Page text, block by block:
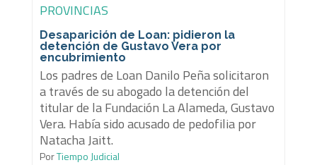
PROVINCIAS
Desaparición de Loan: pidieron la
detención de Gustavo Vera por
encubrimiento
Los padres de Loan Danilo Peña solicitaron
a través de su abogado la detención del
titular de la Fundación La Alameda, Gustavo
Vera. Había sido acusado de pedofilia por
Natacha Jaitt.
PorTiempo Judicial